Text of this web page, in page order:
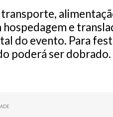
e
do evento. Para
poderá ser dobrado.